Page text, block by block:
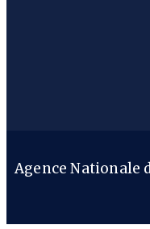
Agence Nationale